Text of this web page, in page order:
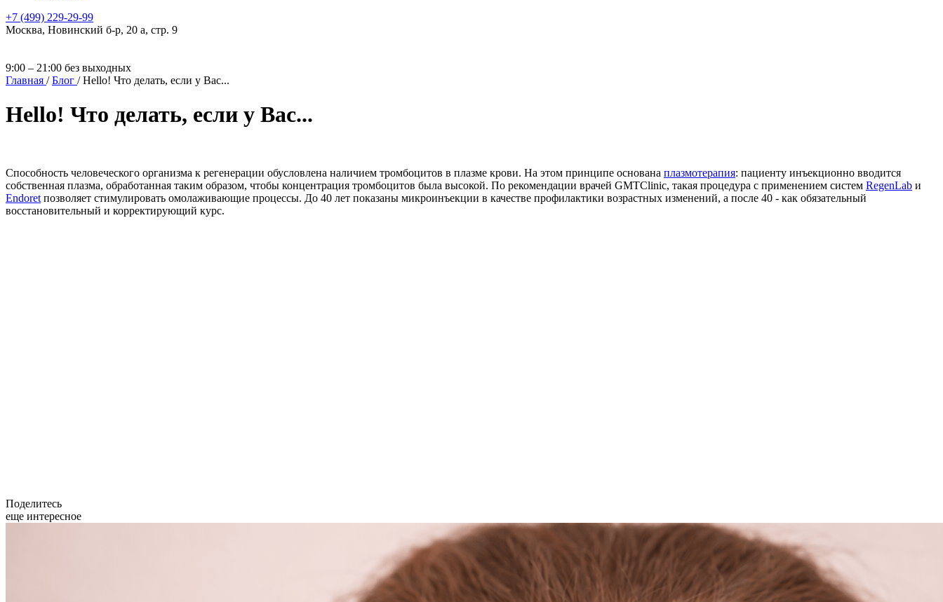
+7 (499) 229-29-99
Москва, Новинский б-р, 20 а, стр. 9
9:00 – 21:00 без выходных
Главная /Блог /Hello! Что делать, если у Вас...
Hello! Что делать, если у Вас...
Способность человеческого организма к регенерации обусловлена наличием тромбоцитов в плазме крови. На этом принципе основана плазмотерапия: пациенту инъекционно вводится
собственная плазма, обработанная таким образом, чтобы концентрация тромбоцитов была высокой. По рекомендации врачей GMTClinic, такая процедура с применением систем RegenLab и
Endoret позволяет стимулировать омолаживающие процессы. До 40 лет показаны микроинъекции в качестве профилактики возрастных изменений, а после 40 - как обязательный
восстановительный и корректирующий курс.
Поделитесь
еще интересное